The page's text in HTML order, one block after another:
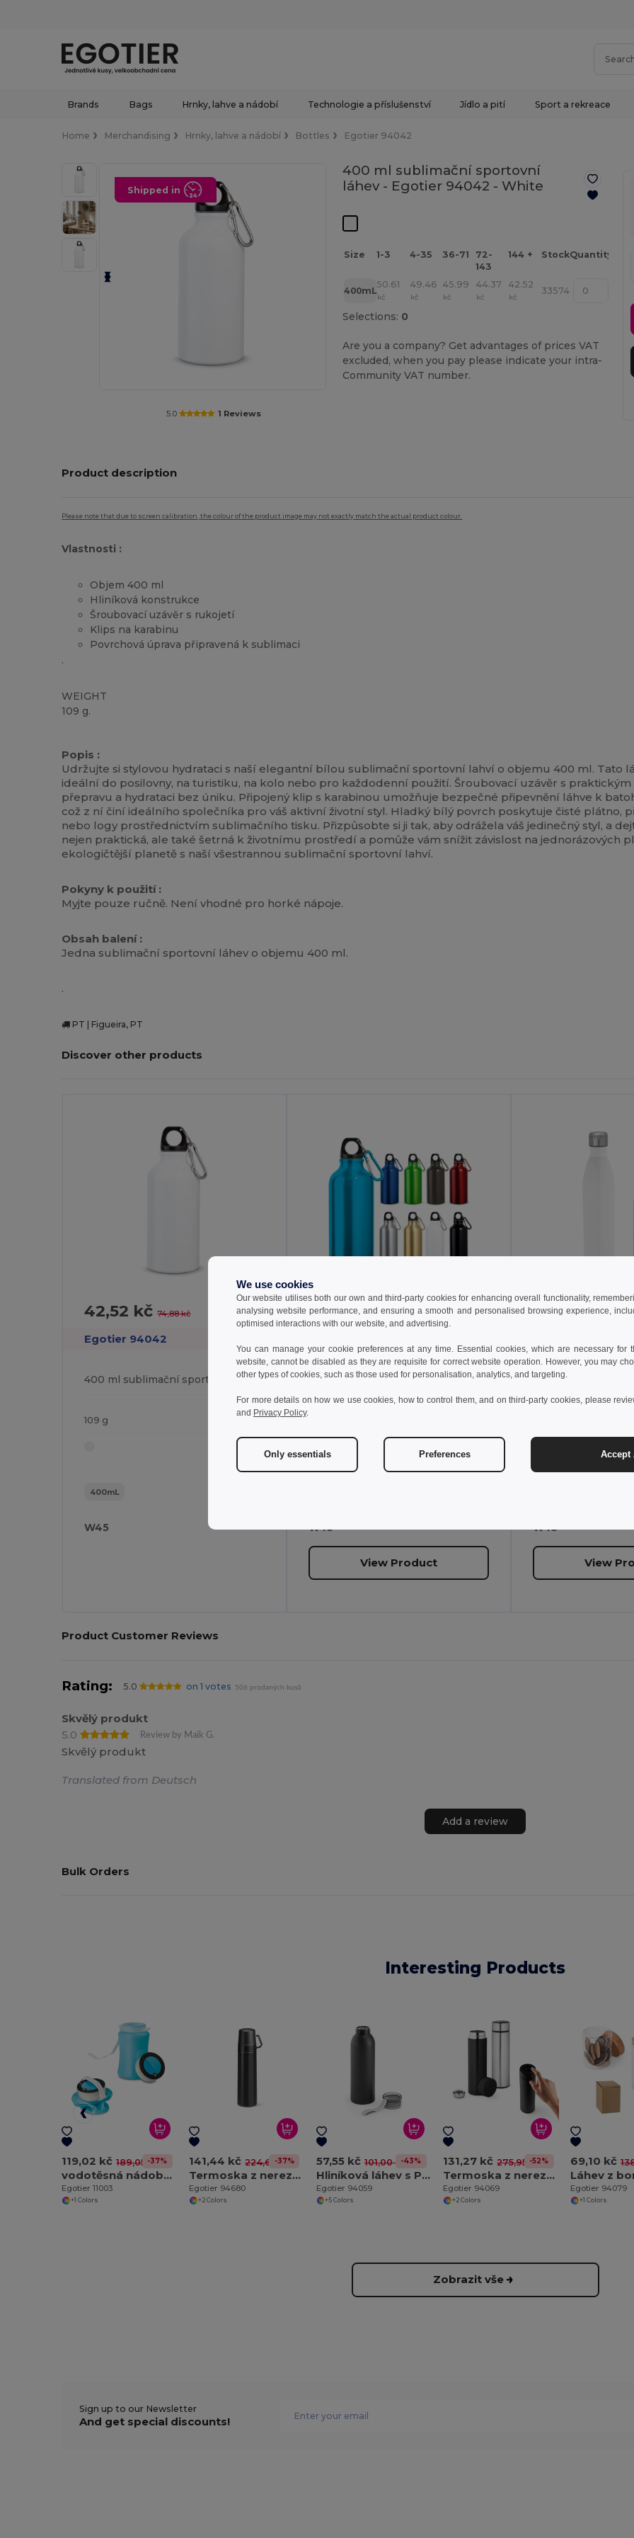
Brands Bags Hrnky, lahve a nádobí Technologie a příslušenství Jídlo a pití Sport a rekreace
Home Merchandising Hrnky, lahve a nádobí Bottles Egotier 94042
Shipped in
5.0 1 Reviews
400 ml sublimační sportovní
láhev - Egotier 94042 - White
Size 1-3 4-35 36-71
72-
143
144 + StockQuantity
400mL
50.61
kč
49.46
kč
45.99
kč
44.37
kč
42.52
kč
33574
Selections: 0
Are you a company? Get advantages of prices VAT
excluded, when you pay please indicate your intra-
Community VAT number.
Product description
Please note that due to screen calibration, the colour of the product image may not exactly match the actual product colour.
Vlastnosti :
Objem 400 ml
Hliníková konstrukce
Šroubovací uzávěr s rukojetí
Klips na karabinu
Povrchová úprava připravená k sublimaci
.
WEIGHT
109 g.
Popis :
Udržujte si stylovou hydrataci s naší elegantní bílou sublimační sportovní lahví o objemu 400 ml. Tato
ideální do posilovny, na turistiku, na kolo nebo pro každodenní použití. Šroubovací uzávěr s
přepravu a hydrataci bez úniku. Připojený klip s karabinou umožňuje bezpečné připevnění láhve k
což z ní činí ideálního společníka pro váš aktivní životní styl. Hladký bílý povrch poskytuje čisté plátno,
nebo logy prostřednictvím sublimačního tisku. Přizpůsobte si ji tak, aby odrážela váš jedinečný styl, a
nejen praktická, ale také šetrná k životnímu prostředí a pomůže vám snížit závislost na jednorázových
ekologičtější planetě s naší všestrannou sublimační sportovní lahví.
Pokyny k použití :
Myjte pouze ručně. Není vhodné pro horké nápoje.
Obsah balení :
Jedna sublimační sportovní láhev o objemu 400 ml.
.
PT | Figueira, PT
Discover other products
42,52 kč74,88 kč -43%
Egotier 94042
400 ml sublimační sportovní láhev
109 g
400mL
W45
37,21 kč59,40 kč -37%
Hliníková sportovní láhev s karabinou 400 ml
W45
View Product
184,43 kč
W45
View
Product Customer Reviews
Rating: 5.0 on 1 votes 506 prodaných kusů
Skvělý produkt
5.0
Review by Maik G.
Skvělý produkt
Translated from Deutsch
Add a review
Bulk Orders
Interesting Products
119,02 kč 189,05 kč-37%
vodotěsná nádoba z plastu a silikonu se 3 LED svítilnou
Egotier 11003
+1 Colors
141,44 kč 224,64 kč
-37%
Termoska z nerezové oceli a PP 490 ml
Egotier 94680
+2 Colors
57,55 kč 101,00 kč-43%
Hliníková láhev s PP uzávěrem 660 ml
Egotier 94059
+5 Colors
131,27 kč 275,95 kč-52%
Termoska z nerezové oceli 470 ml
Egotier 94069
+2 Colors
69,10 kč
Egotier 94079
+1 Colors
Zobrazit vše
Sign up to our Newsletter
And get special discounts!
We use cookies
Our website utilises both our own and third-party cookies for enhancing overall functionality,
analysing website performance, and ensuring a smooth and personalised browsing experience,
optimised interactions with our website, and advertising.
You can manage your cookie preferences at any time. Essential cookies, which are necessary for
website, cannot be disabled as they are requisite for correct website operation. However, you may
other types of cookies, such as those used for personalisation, analytics, and targeting.
For more details on how we use cookies, how to control them, and on third-party cookies, please
and Privacy Policy.
Only essentials Preferences Accept